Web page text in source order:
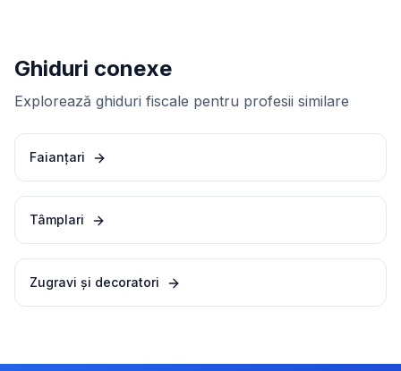
Ghiduri conexe
Explorează ghiduri fiscale pentru profesii similare
Faianțari
Tâmplari
Zugravi și decoratori